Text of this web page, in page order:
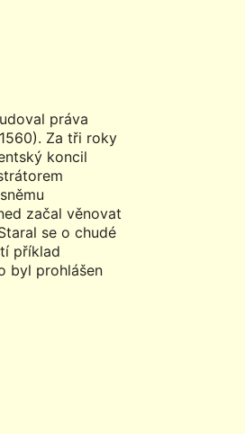
práva
Za tři roky
koncil
začal věnovat
se o chudé
příklad
byl prohlášen